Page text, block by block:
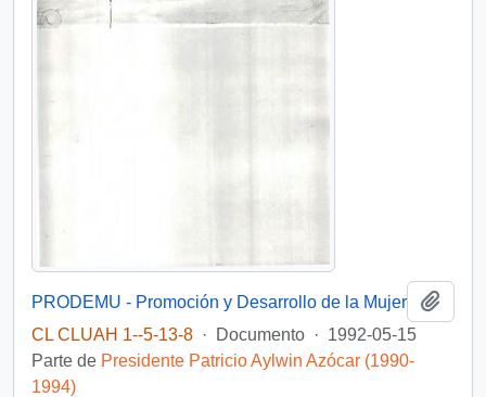
PRODEMU - Promoción y Desarrollo de la Mujer
CL CLUAH 1--5-13-8 · Documento · 1992-05-15
Parte de Presidente Patricio Aylwin Azócar (1990-
1994)